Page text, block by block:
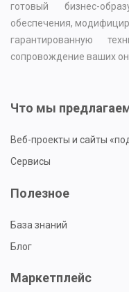
готовый бизнес-
обеспечения,
гарантированную
сопровождение ваших
Что мы
Веб-проекты и сайты
Сервисы
Полезное
База знаний
Блог
Маркетплейс